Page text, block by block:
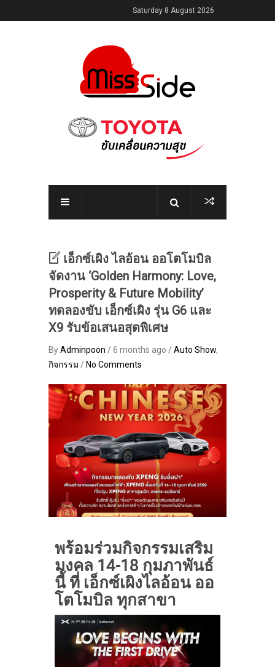
Saturday 8 August 2026
เอ็กซ์เผิง ไลอ้อน ออโตโมบิล
จัดงาน ‘Golden Harmony: Love,
Prosperity & Future Mobility’
ทดลองขับ เอ็กซ์เผิง รุ่น G6 และ
X9 รับข้อเสนอสุดพิเศษ
ByAdminpoon / 6 months ago /Auto Show,
กิจกรรม / No Comments
พร้อมร่วมกิจกรรมเสริม
มงคล 14-18 กุมภาพันธ์
นี้ ที่ เอ็กซ์เผิงไลอ้อน ออ
โตโมบิล ทุกสาขา